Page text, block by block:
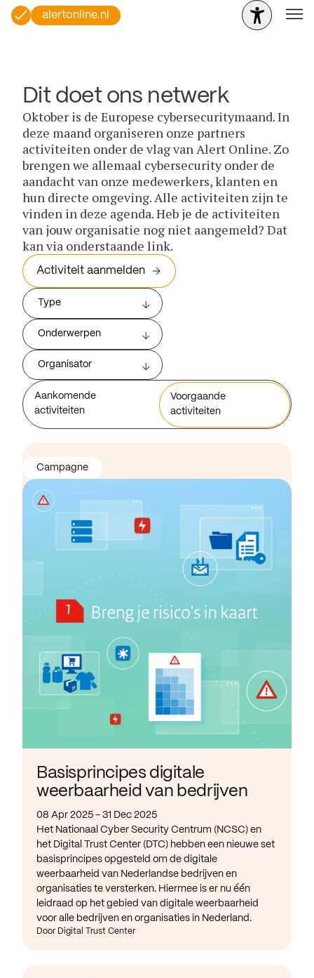
alertonline.nl
Dit doet ons netwerk
Oktober is de Europese cybersecuritymaand. In
deze maand organiseren onze partners
activiteiten onder de vlag van Alert Online. Zo
brengen we allemaal cybersecurity onder de
aandacht van onze medewerkers, klanten en
hun directe omgeving. Alle activiteiten zijn te
vinden in deze agenda. Heb je de activiteiten
van jouw organisatie nog niet aangemeld? Dat
kan via onderstaande link.
Activiteit aanmelden
Type
Onderwerpen
Organisator
Aankomende
activiteiten
Voorgaande
activiteiten
Basisprincipes digitale
weerbaarheid van bedrijven
08 Apr 2025 - 31 Dec 2025
Het Nationaal Cyber Security Centrum (NCSC) en
het Digital Trust Center (DTC) hebben een nieuwe set
basisprincipes opgesteld om de digitale
weerbaarheid van Nederlandse bedrijven en
organisaties te versterken. Hiermee is er nu één
leidraad op het gebied van digitale weerbaarheid
voor alle bedrijven en organisaties in Nederland.
Door Digital Trust Center
Campagne